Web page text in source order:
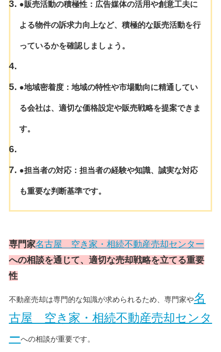
●販売活動の積極性：広告媒体の活用や創意工夫に
よる物件の訴求力向上など、積極的な販売活動を行
っているかを確認しましょう。
●地域密着度：地域の特性や市場動向に精通してい
る会社は、適切な価格設定や販売戦略を提案できま
す。
●担当者の対応：担当者の経験や知識、誠実な対応
も重要な判断基準です。
専門家名古屋 空き家・相続不動産売却センター
への相談を通じて、適切な売却戦略を立てる重要
性
不動産売却は専門的な知識が求められるため、専門家や名
古屋 空き家・相続不動産売却センタ
ーへの相談が重要です。